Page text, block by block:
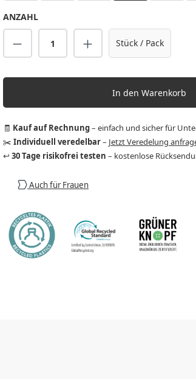
ANZAHL
Produkt Anzahl: Gib den
Stück / Pack
In den Warenkorb
🧾 Kauf auf Rechnung– einfach und sicher für
✂️ Individuell veredelbar– Jetzt Veredelung
↩️ 30 Tage risikofrei testen – kostenlose
Auch für Frauen